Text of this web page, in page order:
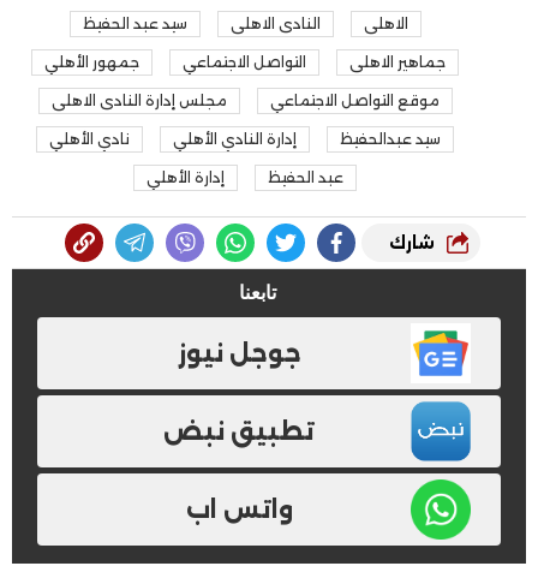
الاهلى النادى الاهلى سيد عبد الحفيظ
جماهير الاهلى التواصل الاجتماعي جمهور الأهلي
موقع التواصل الاجتماعي مجلس إدارة النادى الاهلى
سيد عبدالحفيظ إدارة النادي الأهلي نادي الأهلي
عبد الحفيظ إدارة الأهلي
شارك
تابعنا
جوجل نيوز
تطبيق نبض
واتس اب